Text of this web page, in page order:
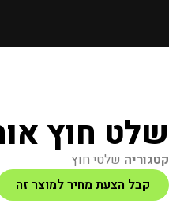
שלט חוץ
קטגוריה שלטי חוץ
קבל הצעת מחיר למוצר זה